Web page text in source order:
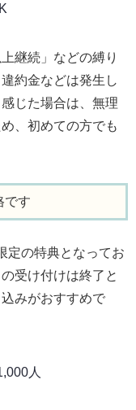
継続」などの縛り
約金などは発生し
じた場合は、無理
、初めての方でも
です
定の特典となってお
受け付けは終了と
みがおすすめで
人